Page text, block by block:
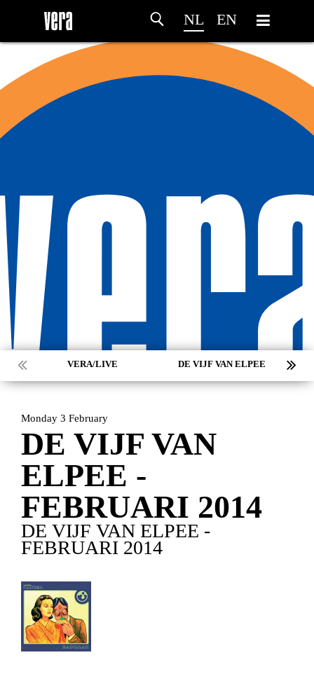
NL EN
VERA/LIVE DE VIJF VAN ELPEE
Monday 3 February
DE VIJF VAN
ELPEE -
FEBRUARI 2014
DE VIJF VAN ELPEE -
FEBRUARI 2014